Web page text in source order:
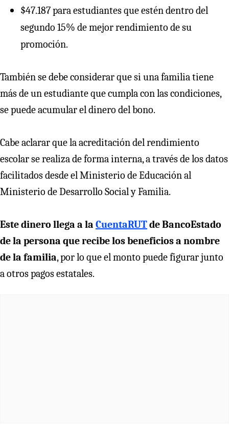
$47.187 para estudiantes que estén dentro del
segundo 15% de mejor rendimiento de su
promoción.
También se debe considerar que si una familia tiene
más de un estudiante que cumpla con las condiciones,
se puede acumular el dinero del bono.
Cabe aclarar que la acreditación del rendimiento
escolar se realiza de forma interna, a través de los datos
facilitados desde el Ministerio de Educación al
Ministerio de Desarrollo Social y Familia.
Este dinero llega a la CuentaRUTde BancoEstado
de la persona que recibe los beneficios a nombre
de la familia, por lo que el monto puede figurar junto
a otros pagos estatales.